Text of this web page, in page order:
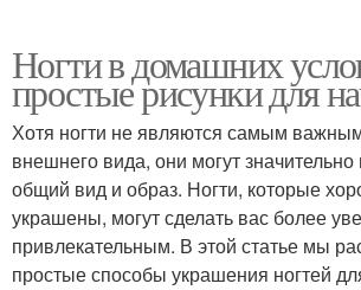
Ногти в домашних
простые рисунки для
Хотя ногти не являются самым
внешнего вида, они могут
общий вид и образ. Ногти, которые
украшены, могут сделать вас более
привлекательным. В этой статье мы
простые способы украшения ногтей